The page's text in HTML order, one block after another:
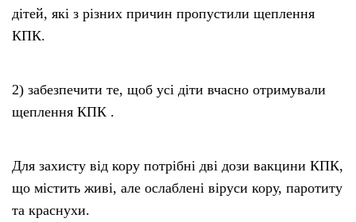
дітей, які з різних причин пропустили щеплення
КПК.
2) забезпечити те, щоб усі діти вчасно отримували
щеплення КПК .
Для захисту від кору потрібні дві дози вакцини КПК,
що містить живі, але ослаблені віруси кору, паротиту
та краснухи.